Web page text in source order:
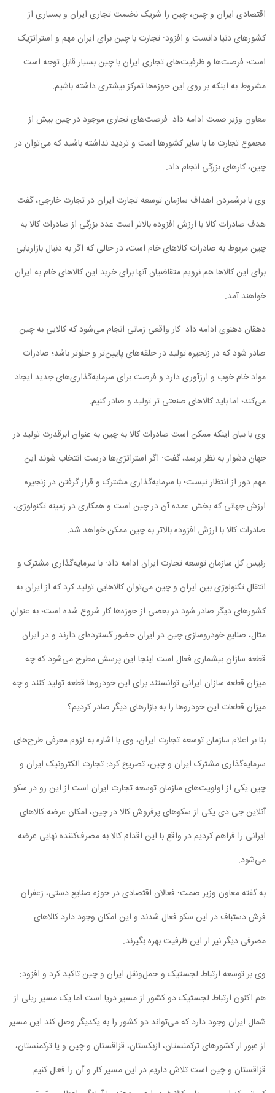
اقتصادی ایران و چین، چین را شریک نخست تجاری ایران و بسیاری از
کشورهای دنیا دانست و افزود: تجارت با چین برای ایران مهم و استراتژیک
است؛ فرصت‌ها و ظرفیت‌های تجاری ایران با چین بسیار قابل توجه است
مشروط به اینکه بر روی این حوزه‌ها تمرکز بیشتری داشته باشیم.
معاون وزیر صمت ادامه داد: فرصت‌های تجاری موجود در چین بیش از
مجموع تجارت ما با سایر کشورها است و تردید نداشته باشید که می‌توان در
چین، کارهای بزرگی انجام داد.
وی با برشمردن اهداف سازمان توسعه تجارت ایران در تجارت خارجی، گفت:
هدف صادرات کالا با ارزش افزوده بالاتر است عدد بزرگی از صادرات کالا به
چین مربوط به صادرات کالاهای خام است، در حالی که اگر به دنبال بازاریابی
برای این کالاها هم نرویم متقاضیان آنها برای خرید این کالاهای خام به ایران
خواهند آمد.
دهقان دهنوی ادامه داد: کار واقعی زمانی انجام می‌شود که کالایی به چین
صادر شود که در زنجیره تولید در حلقه‌های پایین‌تر و جلوتر باشد؛ صادرات
مواد خام خوب و ارزآوری دارد و فرصت برای سرمایه‌گذاری‌های جدید ایجاد
می‌کند؛ اما باید کالاهای صنعتی تر تولید و صادر کنیم.
وی با بیان اینکه ممکن است صادرات کالا به چین به عنوان ابرقدرت تولید در
جهان دشوار به نظر برسد، گفت: اگر استراتژی‌ها درست انتخاب شوند این
مهم دور از انتظار نیست؛ با سرمایه‌گذاری مشترک و قرار گرفتن در زنجیره
ارزش جهانی که بخش عمده آن در چین است و همکاری در زمینه تکنولوژی،
صادرات کالا با ارزش افزوده بالاتر به چین ممکن خواهد شد.
رئیس کل سازمان توسعه تجارت ایران ادامه داد: با سرمایه‌گذاری مشترک و
انتقال تکنولوژی بین ایران و چین می‌توان کالاهایی تولید کرد که از ایران به
کشورهای دیگر صادر شود در بعضی از حوزه‌ها کار شروع شده است؛ به عنوان
مثال، صنایع خودروسازی چین در ایران حضور گسترده‌ای دارند و در ایران
قطعه سازان بیشماری فعال است اینجا این پرسش مطرح می‌شود که چه
میزان قطعه سازان ایرانی توانستند برای این خودروها قطعه تولید کنند و چه
میزان قطعات این خودروها را به بازارهای دیگر صادر کردیم؟
بنا بر اعلام سازمان توسعه تجارت ایران، وی با اشاره به لزوم معرفی طرح‌های
سرمایه‌گذاری مشترک ایران و چین، تصریح کرد: تجارت الکترونیک ایران و
چین یکی از اولویت‌های سازمان توسعه تجارت ایران است از این رو در سکو
آنلاین جی دی یکی از سکوهای پرفروش کالا در چین، امکان عرضه کالاهای
ایرانی را فراهم کردیم در واقع با این اقدام کالا به مصرف‌کننده نهایی عرضه
می‌شود.
به گفته معاون وزیر صمت؛ فعالان اقتصادی در حوزه صنایع دستی، زعفران
فرش دستباف در این سکو فعال شدند و این امکان وجود دارد کالاهای
مصرفی دیگر نیز از این ظرفیت بهره بگیرند.
وی بر توسعه ارتباط لجستیک و حمل‌ونقل ایران و چین تاکید کرد و افزود:
هم اکنون ارتباط لجستیک دو کشور از مسیر دریا است اما یک مسیر ریلی از
شمال ایران وجود دارد که می‌تواند دو کشور را به یکدیگر وصل کند این مسیر
از عبور از کشورهای ترکمنستان، ازبکستان، قزاقستان و چین و یا ترکمنستان،
قزاقستان و چین است تلاش داریم در این مسیر کار و آن را فعال کنیم